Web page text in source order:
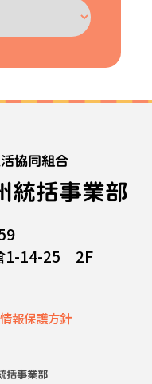
協同組合
統括事業部
1-14-25 2F
報保護方針
括事業部